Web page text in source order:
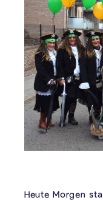
Heute Morgen